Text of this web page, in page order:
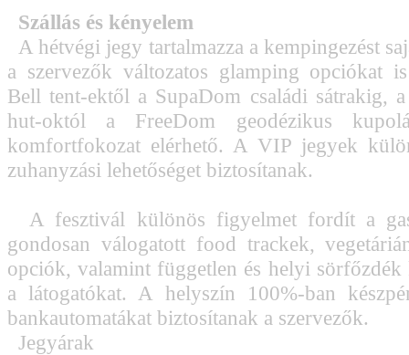
Szállás és kényelem
A hétvégi jegy tartalmazza a kempingezést
a szervezők változatos glamping opciókat
Bell tent-ektől a SupaDom családi sátrakig, a
hut-októl a FreeDom geodézikus
komfortfokozat elérhető. A VIP jegyek
zuhanyzási lehetőséget biztosítanak.
A fesztivál különös figyelmet fordít a
gondosan válogatott food trackek,
opciók, valamint független és helyi sörfőzdék
a látogatókat. A helyszín 100%-ban
bankautomatákat biztosítanak a szervezők.
Jegyárak